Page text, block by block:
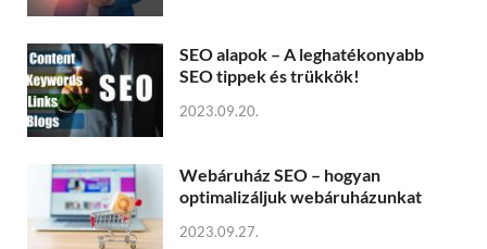
SEO alapok – A leghatékonyabb
SEO tippek és trükkök!
2023.09.20.
Webáruház SEO – hogyan
optimalizáljuk webáruházunkat
2023.09.27.